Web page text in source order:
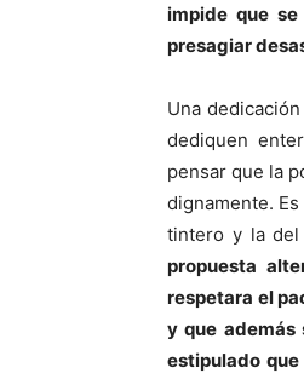
impide que
presagiar
Una
dediquen
pensar que la
dignamente.
tintero y la del
propuesta
respetara el
y que además
estipulado